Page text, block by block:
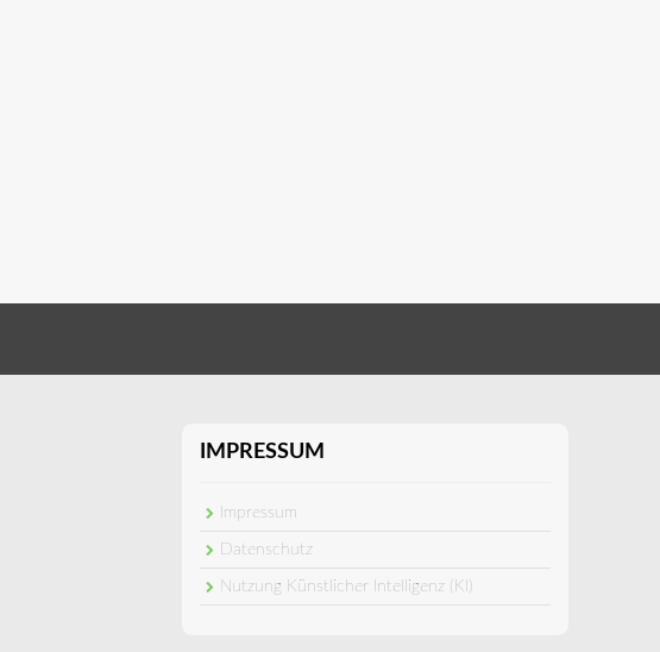
IMPRESSUM
Impressum
Datenschutz
Nutzung Künstlicher Intelligenz (KI)